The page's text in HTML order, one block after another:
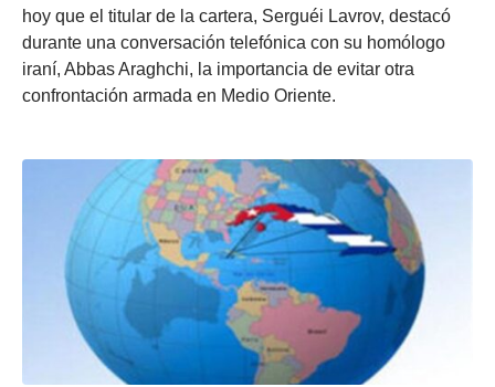
hoy que el titular de la cartera, Serguéi Lavrov, destacó
durante una conversación telefónica con su homólogo
iraní, Abbas Araghchi, la importancia de evitar otra
confrontación armada en Medio Oriente.